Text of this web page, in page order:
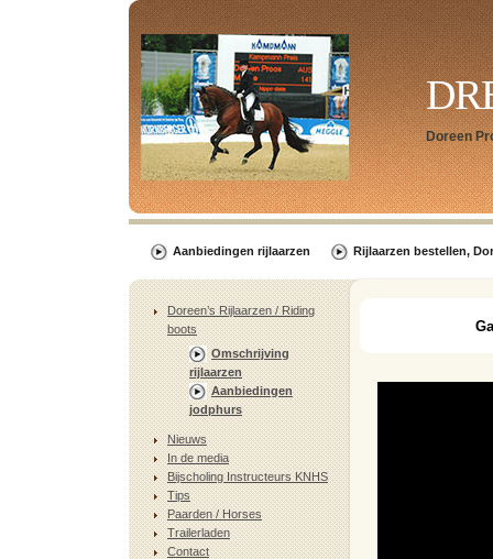
Doreen
Aanbiedingen rijlaarzen Rijlaarzen bestellen,
Doreen’s Rijlaarzen / Riding
boots
Omschrijving
rijlaarzen
Aanbiedingen
jodphurs
Nieuws
In de media
Bijscholing Instructeurs KNHS
Tips
Paarden / Horses
Trailerladen
Contact